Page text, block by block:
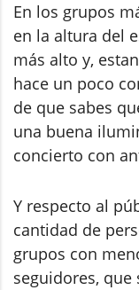
En los grupos
en la altura del
más alto y,
hace un poco
de que sabes
una buena
concierto con
Y respecto al
cantidad de
grupos con
seguidores,